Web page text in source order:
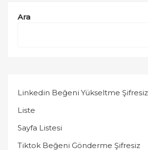
Ara
Linkedin Beğeni Yükseltme Şifresiz
Liste
Sayfa Listesi
Tiktok Beğeni Gönderme Şifresiz